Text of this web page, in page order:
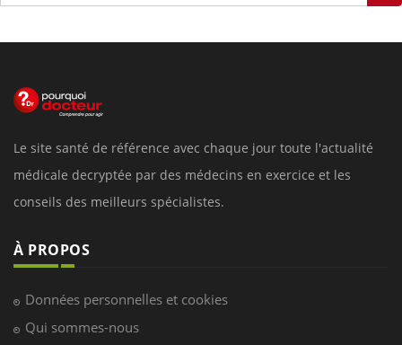
Le site santé de référence avec chaque jour toute l'actualité
médicale decryptée par des médecins en exercice et les
conseils des meilleurs spécialistes.
À PROPOS
Données personnelles et cookies
Qui sommes-nous